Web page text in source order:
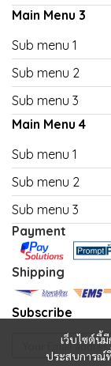
เว็บไซต์นี้
ประสบการณ์ที่
Main Menu 3
Sub menu 1
Sub menu 2
Sub menu 3
Main Menu 4
Sub menu 1
Sub menu 2
Sub menu 3
Payment
Shipping
Subscribe